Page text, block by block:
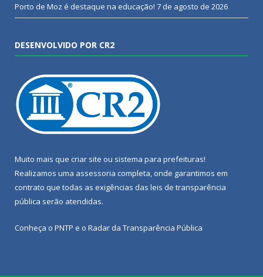
Porto de Moz é destaque na educação! 7 de agosto de 2026
DESENVOLVIDO POR CR2
Muito mais que criar site ou sistema para prefeituras!
Realizamos uma assessoria completa, onde garantimos em
contrato que todas as exigências das leis de transparência
pública serão atendidas.
Conheça o PNTP e o Radar da Transparência Pública